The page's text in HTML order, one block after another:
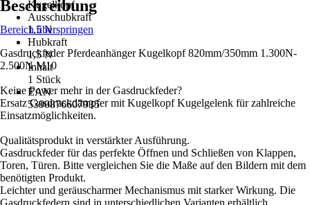
Kugelkopf
Ausschubkraft
1,5 N
Hubkraft
1,5 N
Inhalt
1 Stück
EAN
5390876607935
Beschreibung
Bereich überspringen
Gasdruckfeder Pferdeanhänger Kugelkopf 820mm/350mm 1.300N-
2.500N M10
Keine Power mehr in der Gasdruckfeder?
Ersatz Gasdruckdämpfer mit Kugelkopf Kugelgelenk für zahlreiche
Einsatzmöglichkeiten.
Qualitätsprodukt in verstärkter Ausführung.
Gasdruckfeder für das perfekte Öffnen und Schließen von Klappen,
Toren, Türen. Bitte vergleichen Sie die Maße auf den Bildern mit dem
benötigten Produkt.
Leichter und geräuscharmer Mechanismus mit starker Wirkung. Die
Gasdruckfedern sind in unterschiedlichen Varianten erhältlich.